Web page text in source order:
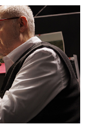
потасовка
ножом. Он нанес
тела, которые
заседания